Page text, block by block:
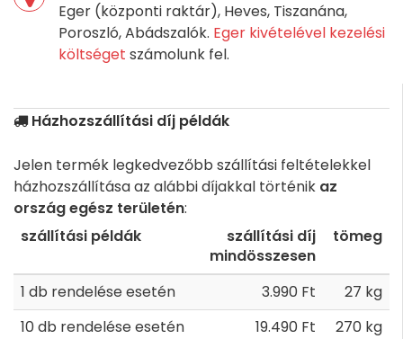
Eger (központi raktár), Heves, Tiszanána,
Poroszló, Abádszalók. Eger kivételével kezelési
költséget számolunk fel.
Házhozszállítási díj példák
Jelen termék legkedvezőbb szállítási feltételekkel
házhozszállítása az alábbi díjakkal történik az
ország egész területén:
szállítási példák
szállítási díj
mindösszesen
tömeg
1 db rendelése esetén 3.990 Ft
27 kg
10 db rendelése esetén
19.490 Ft
270 kg